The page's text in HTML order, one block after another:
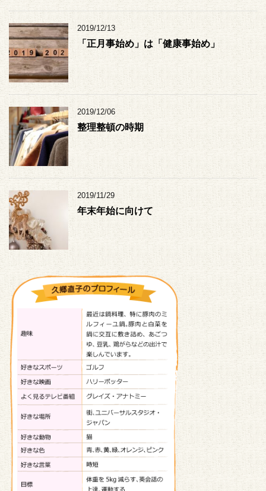
2019/12/13
「正月事始め」は「健康事始め」
2019/12/06
整理整頓の時期
2019/11/29
年末年始に向けて